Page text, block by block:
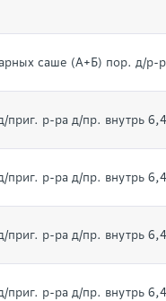
саше (А+Б) пор. д/р-
приг. р-ра д/пр. внутрь
приг. р-ра д/пр. внутрь
приг. р-ра д/пр. внутрь
приг. р-ра д/пр. внутрь